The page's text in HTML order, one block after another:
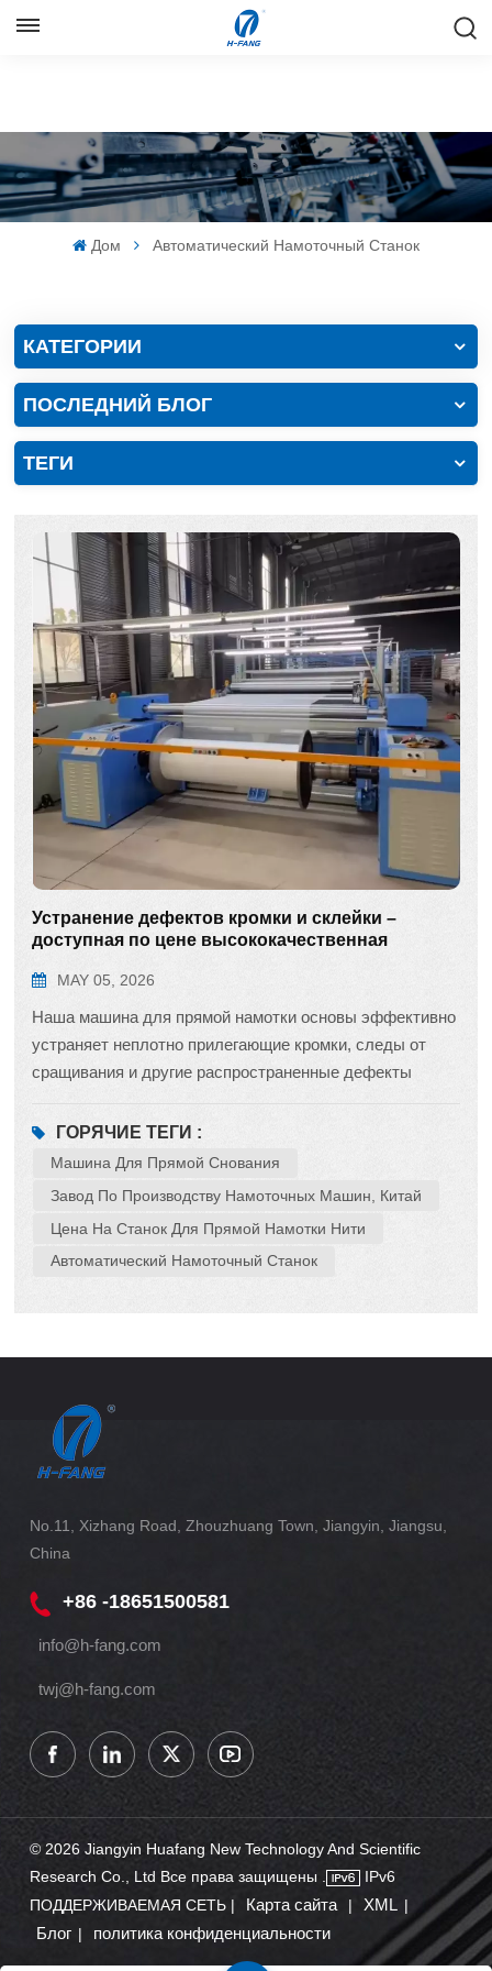
Русский
Español
Дом Автоматический Намоточный Станок
КАТЕГОРИИ
ПОСЛЕДНИЙ БЛОГ
ТЕГИ
Устранение дефектов кромки и склейки –
доступная по цене высококачественная
MAY 05, 2026
Наша машина для прямой намотки основы эффективно
устраняет неплотно прилегающие кромки, следы от
сращивания и другие распространенные дефекты
текстильного производства. Как профессиональная
фабрика текстильного оборудования в Китае, мы
предлагаем доступные по цене сновальные машины
намотка нити, идеальное решение проблем, связанных
с обработкой ткани, значительно улучшают качество
готового изделия. Экономически выгодное и надежное
ГОРЯЧИЕ ТЕГИ :
Машина Для Прямой Снования
Завод По Производству Намоточных Машин, Китай
Цена На Станок Для Прямой Намотки Нити
Автоматический Намоточный Станок
No.11, Xizhang Road, Zhouzhuang Town, Jiangyin, Jiangsu,
China
+86 -18651500581
info@h-fang.com
twj@h-fang.com
© 2026 Jiangyin Huafang New Technology And Scientific
Research Co., Ltd Все права защищены .
IPv6
ПОДДЕРЖИВАЕМАЯ СЕТЬ |
Карта сайта | XML |
Блог | политика конфиденциальности